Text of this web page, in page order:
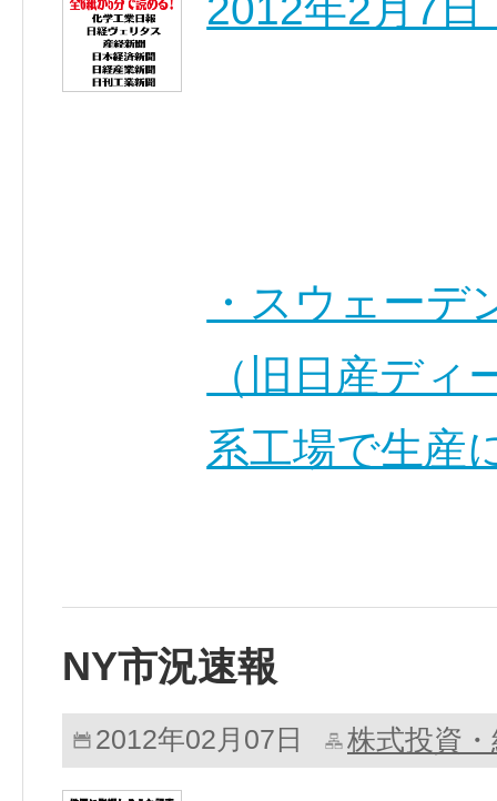
・スウェー
（旧日産デ
系工場で生
NY市況速報
2012年02月07日 株式投資